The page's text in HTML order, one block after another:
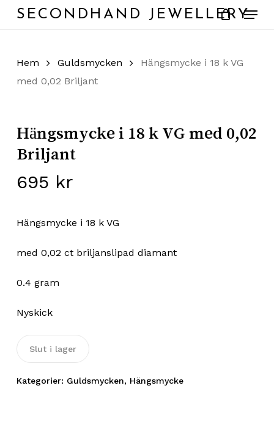
Skip
SECONDHAND JEWELLERYMenu
Hem Guldsmycken
Hängsmycke i 18 k VG
med 0,02 Briljant
Hängsmycke i 18 k VG med 0,02
Briljant
695 kr
Hängsmycke i 18 k VG
med 0,02 ct briljanslipad diamant
0.4 gram
Nyskick
Slut i lager
Kategorier: Guldsmycken, Hängsmycke